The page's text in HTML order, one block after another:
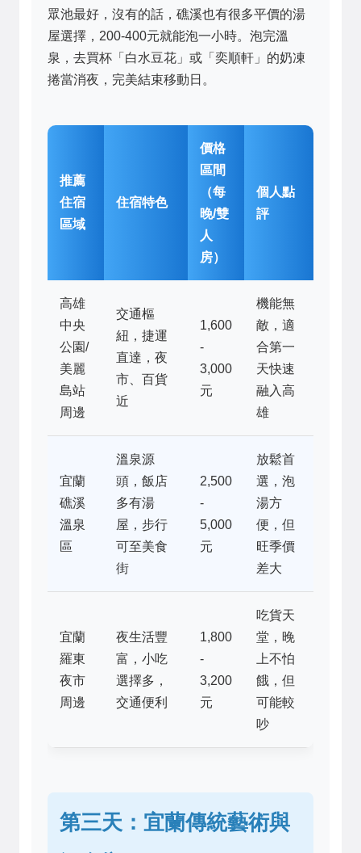
眾池最好，沒有的話，礁溪也有很多平價的湯
屋選擇，200-400元就能泡一小時。泡完溫
泉，去買杯「白水豆花」或「奕順軒」的奶凍
捲當消夜，完美結束移動日。
推薦
住宿
區域
住宿特色
價格
區間
（每
晚/雙
人
房）
個人點
評
高雄
中央
公園/
美麗
島站
周邊
交通樞
紐，捷運
直達，夜
市、百貨
近
1,600
-
3,000
元
機能無
敵，適
合第一
天快速
融入高
雄
宜蘭
礁溪
溫泉
區
溫泉源
頭，飯店
多有湯
屋，步行
可至美食
街
2,500
-
5,000
元
放鬆首
選，泡
湯方
便，但
旺季價
差大
宜蘭
羅東
夜市
周邊
夜生活豐
富，小吃
選擇多，
交通便利
1,800
-
3,200
元
吃貨天
堂，晚
上不怕
餓，但
可能較
吵
第三天：宜蘭傳統藝術與